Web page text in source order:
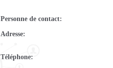
Personne de contact
Adresse
Téléphone